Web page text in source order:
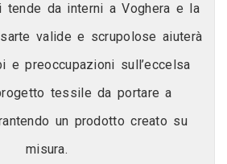
tende da interni a Voghera e la
valide e scrupolose aiuterà
e preoccupazioni sull’eccelsa
tessile da portare a
un prodotto creato su
misura.